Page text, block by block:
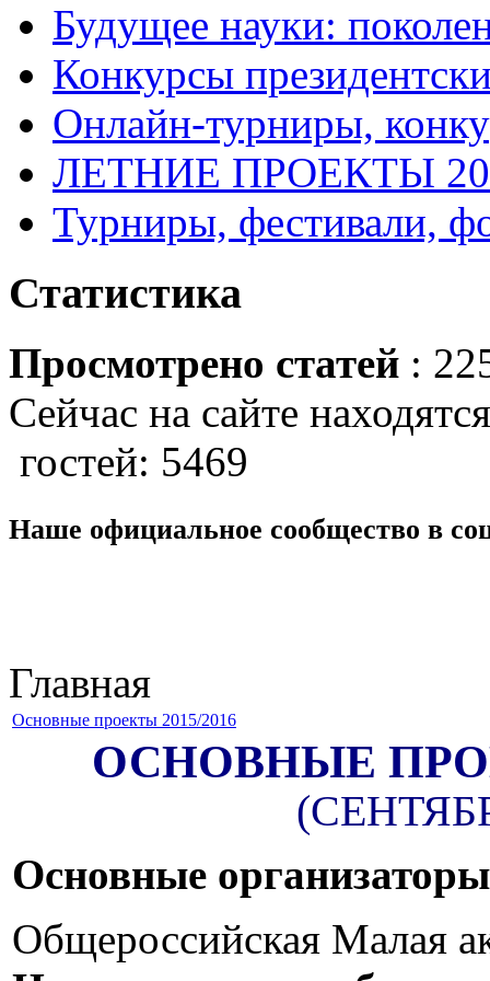
Будущее науки:
Конкурсы
Онлайн-турниры,
ЛЕТНИЕ ПРОЕКТЫ
Турниры, фестивали,
Статистика
Просмотрено статей :
Сейчас на сайте
гостей: 5469
Наше официальное сообщество в
Главная
Основные проекты 2015/2016
ОСНОВНЫЕ
Основные
Общероссийская Малая